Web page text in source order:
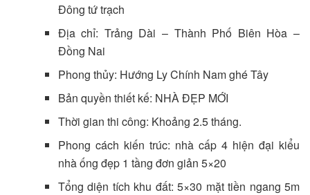
Đông tứ trạch
Địa chỉ: Trảng Dài – Thành Phố Biên Hòa –
Đồng Nai
Phong thủy: Hướng Ly Chính Nam ghé Tây
Bản quyền thiết kế: NHÀ ĐẸP MỚI
Thời gian thi công: Khoảng 2.5 tháng.
Phong cách kiến trúc: nhà cấp 4 hiện đại kiểu
nhà ống đẹp 1 tầng đơn giản 5×20
Tổng diện tích khu đất: 5×30 mặt tiền ngang 5m